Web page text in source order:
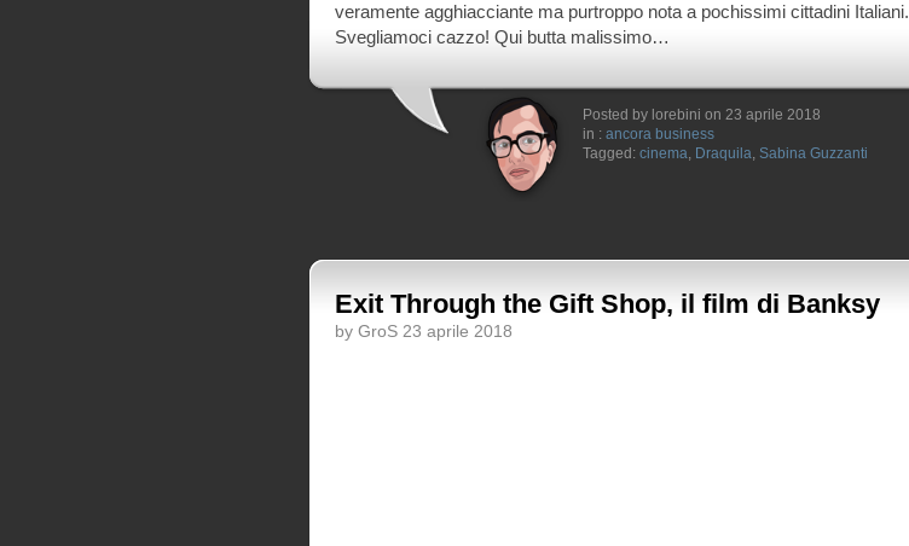
veramente agghiacciante ma purtroppo nota a pochissimi cittadini Italiani.
Svegliamoci cazzo! Qui butta malissimo…
Posted by lorebini on 23 aprile 2018
in : ancora business
Tagged: cinema, Draquila, Sabina Guzzanti
Exit Through the Gift Shop, il film di Banksy
by GroS 23 aprile 2018